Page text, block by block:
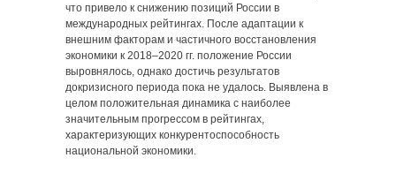
что привело к снижению позиций России в
международных рейтингах. После адаптации к
внешним факторам и частичного восстановления
экономики к 2018‒2020 гг. положение России
выровнялось, однако достичь результатов
докризисного периода пока не удалось. Выявлена в
целом положительная динамика с наиболее
значительным прогрессом в рейтингах,
характеризующих конкурентоспособность
национальной экономики.